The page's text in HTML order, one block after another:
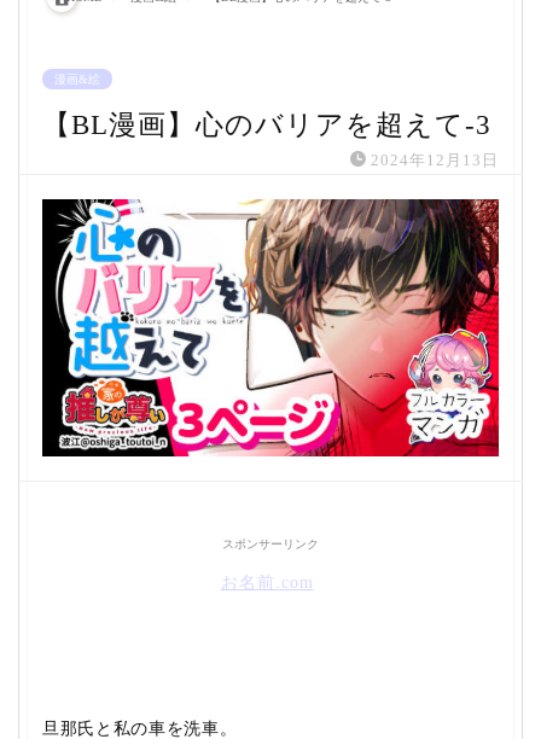
漫画&絵
【BL漫画】心のバリアを超えて-3
2024年12月13日
スポンサーリンク
お名前.com
旦那氏と私の車を洗車。